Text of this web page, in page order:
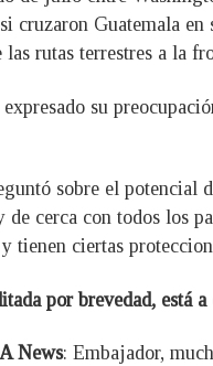
cruzaron Guatemala
las rutas terrestres a la
su
sobre el potencial
de cerca con todos los
tienen ciertas
por brevedad, está
News: Embajador,